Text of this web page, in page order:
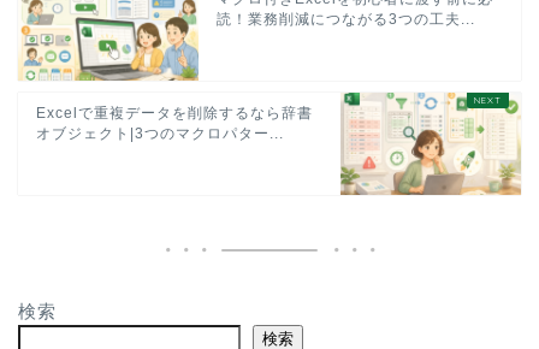
読！業務削減につながる3つの工夫...
Excelで重複データを削除するなら辞書
オブジェクト|3つのマクロパター...
検索
検索